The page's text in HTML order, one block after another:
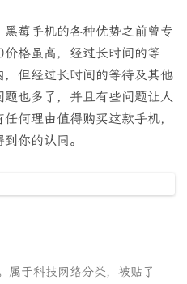
莓手机的各种优势之前曾专
格虽高，经过长时间的等
但经过长时间的等待及其他
也多了，并且有些问题让人
何理由值得购买这款手机，
你的认同。
属于科技网络分类，被贴了